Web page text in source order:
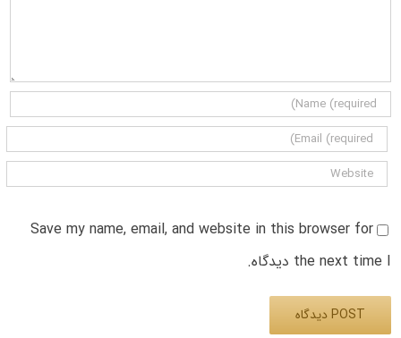
Save my name, email, and website in this browser for
the next time I دیدگاه.